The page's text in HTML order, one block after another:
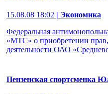
15.08.08 18:02 | Экономика
Федеральная
«МТС» о приобретении
деятельности ОАО
Пензенская спортсменка